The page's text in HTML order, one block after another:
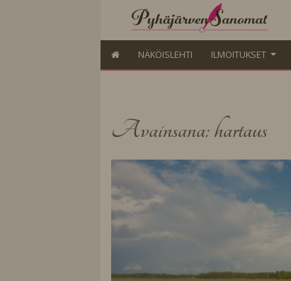
NÄKÖISLEHTI ILMOITUKSET
Avainsana: hartaus